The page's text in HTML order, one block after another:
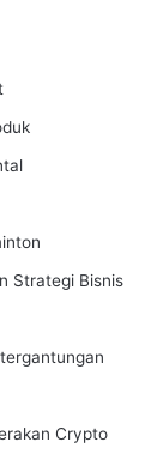
Strategi Bisnis
Crypto